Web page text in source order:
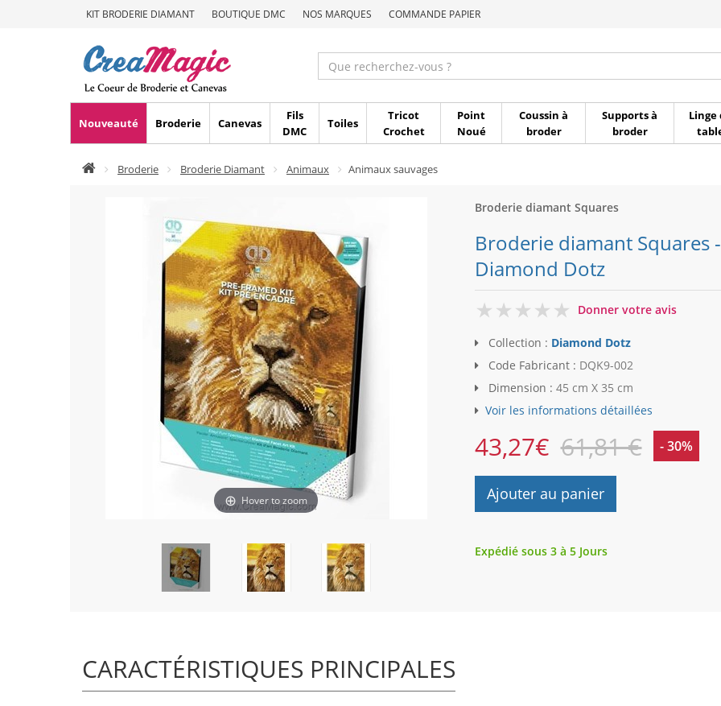
KIT BRODERIE DIAMANT BOUTIQUE DMC NOS MARQUES COMMANDE PAPIER
Nouveauté Broderie Canevas
Fils
DMC
Toiles
Tricot
Crochet
Point
Noué
Coussin à
broder
Supports à
broder
Linge
Broderie Broderie Diamant Animaux Animaux sauvages
Hover to zoom
Broderie diamant Squares
Broderie diamant Squares
Diamond Dotz
0
Donner votre avis
Collection : Diamond Dotz
Code Fabricant : DQK9-002
Dimension : 45 cm X 35 cm
Voir les informations détaillées
43,27€ 61,81 € - 30%
Ajouter au panier
Expédié sous 3 à 5 Jours
CARACTÉRISTIQUES PRINCIPALES